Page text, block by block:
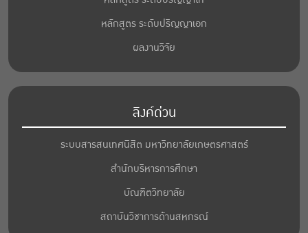
หลักสูตร ระดับปริญญาเอก
ผลงานวิจัย
ลิงค์ด่วน
ระบบสารสนเทศนิสิต มหาวิทยาลัยเกษตรศาสตร์
สำนักบริหารการศึกษา
บัณฑิตวิทยาลัย
สถาบันวิชาการด้านสหกรณ์